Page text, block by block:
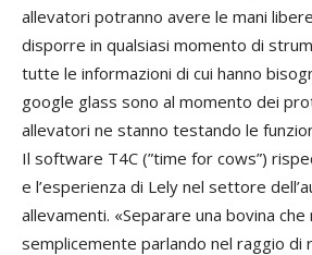
allevatori potranno avere le mani
disporre in qualsiasi momento di
tutte le informazioni di cui hanno
google glass sono al momento dei
allevatori ne stanno testando le
Il software T4C (”time for cows”)
e l’esperienza di Lely nel settore
allevamenti. «Separare una bovina
semplicemente parlando nel raggio di